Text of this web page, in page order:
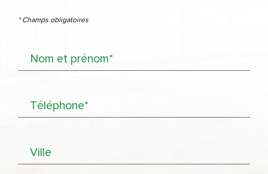
* Champs obligatoires
Nom et prénom*
Téléphone*
Ville